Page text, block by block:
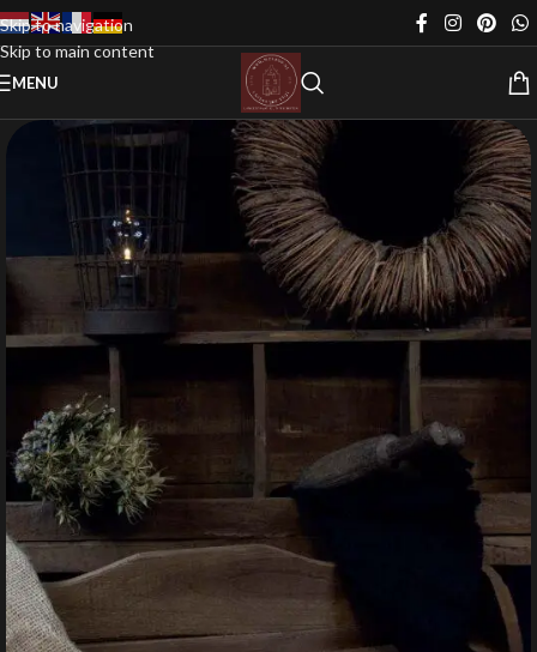
Skip to navigation
Skip to main content
MENU